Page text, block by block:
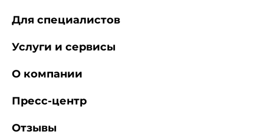
Для специалистов
Услуги и сервисы
О компании
Пресс-центр
Отзывы